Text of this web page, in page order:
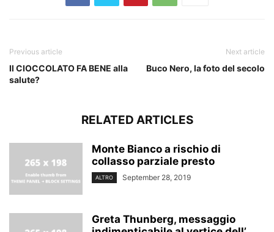
Previous article
Il CIOCCOLATO FA BENE alla
salute?
Next article
Buco Nero, la foto del secolo
RELATED ARTICLES
Monte Bianco a rischio di
collasso parziale presto
ALTRO September 28, 2019
Greta Thunberg, messaggio